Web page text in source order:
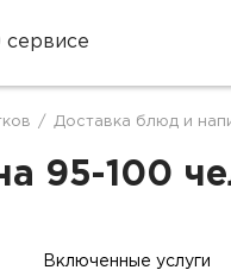
сервисе
/ Доставка блюд и
95-100
Включенные услуги